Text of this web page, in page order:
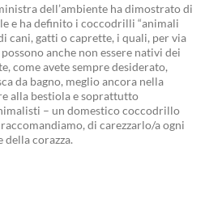
dell’ambiente ha dimostrato di
e ha definito i coccodrilli “animali
cani, gatti o caprette, i quali, per via
anche non essere nativi dei
come avete sempre desiderato,
da bagno, meglio ancora nella
alla bestiola e soprattutto
– un domestico coccodrillo
di carezzarlo/a ogni
corazza.